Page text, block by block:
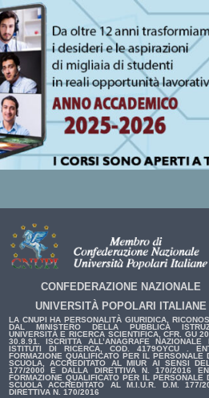
CONFEDERAZIONE NAZIONALE
UNIVERSITÀ POPOLARI ITALIANE
LA CNUPI HA PERSONALITÀ GIURIDICA,
DAL MINISTERO DELLA PUBBLICA
UNIVERSITÀ E RICERCA SCIENTIFICA, CFR. GU
30.8.91. ISCRITTA ALL’ANAGRAFE NAZIONALE
ISTITUTI DI RICERCA, COD. 4179OYCU .
FORMAZIONE QUALIFICATO PER IL PERSONALE
SCUOLA, ACCREDITATO AL MIUR AI SENSI
177/2000 E DALLA DIRETTIVA N. 170/2016
FORMAZIONE QUALIFICATO PER IL PERSONALE
SCUOLA ACCREDITATO AL M.I.U.R. D.M. 177/
DIRETTIVA N. 170/2016